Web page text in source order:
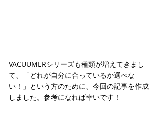
VACUUMERシリーズも種類が増えてきまし
て、「どれが自分に合っているか選べな
い！」という方のために、今回の記事を作成
しました。参考になれば幸いです！